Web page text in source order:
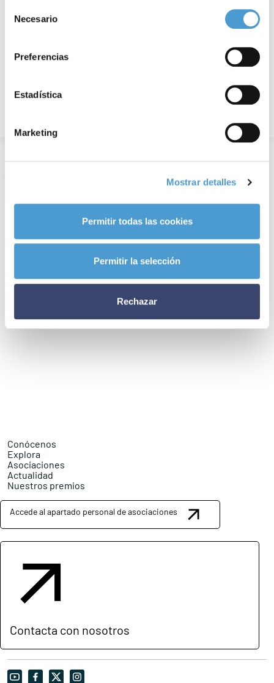
de cookies
Necesario
Preferencias
Estadística
Marketing
Mostrar detalles
Permitir todas las cookies
Permitir la selección
Rechazar
Conócenos
Explora
Asociaciones
Actualidad
Nuestros premios
Accede al apartado personal de asociaciones
Contacta con nosotros